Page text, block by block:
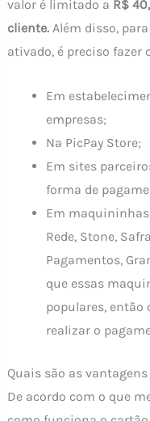
valor é limitado a R$
cliente.Além disso,
ativado, é preciso fazer
Em
empresas;
Na PicPay Store;
Em sites
forma de
Em maquininhas
Rede, Stone,
Pagamentos,
que essas
populares, então
realizar o
Quais são as
De acordo com o que